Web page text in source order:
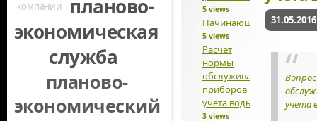
31.05.2016
учета
5 views
Начинающему
5 views
Расчет
нормы
обслуживания
приборов
учета воды
3 views
компании
планово-
экономическая
служба
планово-
экономический